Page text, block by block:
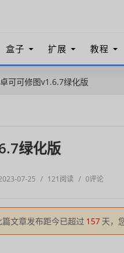
盒子 扩展 教程
可可修图v1.6.7绿化版
绿化版
07-25 / 121阅读 / 0评论
篇文章发布距今已超过 157 天，